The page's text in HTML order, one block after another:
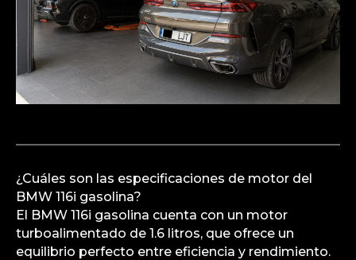
¿Cuáles son las especificaciones de motor del
BMW 116i gasolina?
El BMW 116i gasolina cuenta con un motor
turboalimentado de 1.6 litros, que ofrece un
equilibrio perfecto entre eficiencia y rendimiento.